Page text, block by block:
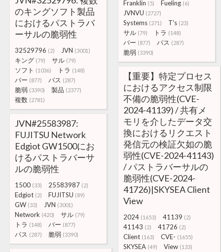
Franklin (5) Fueling (6)
JVNVU (2727)
Systems (271) T's (23)
サル (79) トラ (148)
バー (877) パス (287)
脆弱 (3390)
のキングソフト製品
におけるパストラバ
ーサルの脆弱性
32529796 (2) JVN (3001)
キング (79) サル (79)
ソフト (1036) トラ (148)
バー (877) パス (287)
脆弱 (3390) 製品 (2377)
複数 (2781)
【重要】特定プロセス
におけるアクセス制限
不備の脆弱性(CVE-
2024-41139) / 共有メ
モリを介したデータ交
換におけるリクエスト
発信元の検証欠如の脆
弱性(CVE-2024-41143)
/ パストラバーサルの
脆弱性(CVE-2024-
41726)|SKYSEA Client
View
2024 (1653) 41139 (2)
41143 (2) 41726 (2)
Client (163) CVE- (1655)
SKYSEA (49) View (133)
JVN#25583987:
FUJITSU Network
Edgiot GW1500にお
けるパストラバーサ
ルの脆弱性
1500 (33) 25583987 (2)
Edgiot (2) FUJITSU (89)
GW (33) JVN (3001)
Network (420) サル (79)
トラ (148) バー (877)
パス (287) 脆弱 (3390)